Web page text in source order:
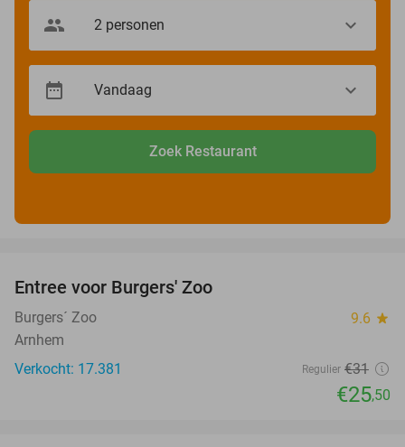
Zoek Restaurant
Entree voor Burgers' Zoo
Burgers´ Zoo 9.6 star
Arnhem
Verkocht: 17.381
Regulier €31
€25,50